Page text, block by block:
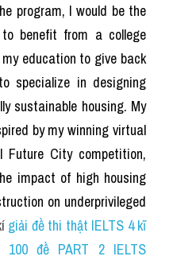
program, I would be the
benefit from a college
education to give back
specialize in designing
sustainable housing. My
by my winning virtual
City competition,
impact of high housing
on underprivileged
giải đề thi thật IELTS 4 kĩ
đề PART 2 IELTS